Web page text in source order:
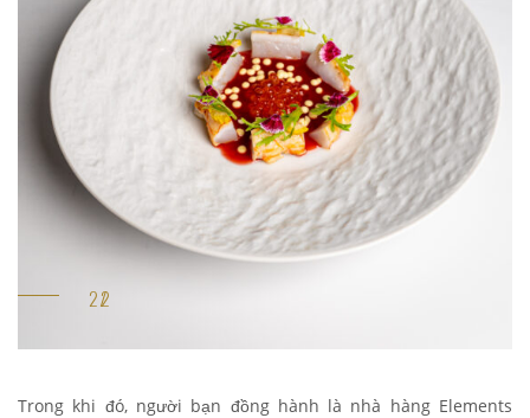
Trong khi đó, người bạn đồng hành là nhà hàng Elements